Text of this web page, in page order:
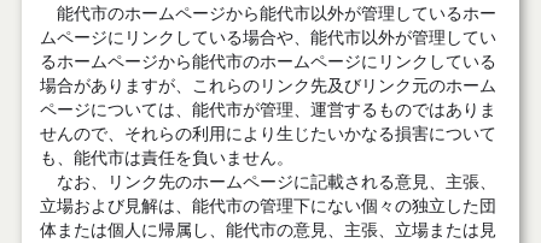
能代市のホームページから能代市以外が管理しているホー
ムページにリンクしている場合や、能代市以外が管理してい
るホームページから能代市のホームページにリンクしている
場合がありますが、これらのリンク先及びリンク元のホーム
ページについては、能代市が管理、運営するものではありま
せんので、それらの利用により生じたいかなる損害について
も、能代市は責任を負いません。
なお、リンク先のホームページに記載される意見、主張、
立場および見解は、能代市の管理下にない個々の独立した団
体または個人に帰属し、能代市の意見、主張、立場または見